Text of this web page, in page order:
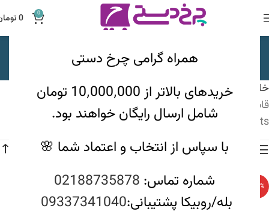
همراه گرامی چرخ دستی
خریدهای بالاتر از 10٬000٬000 تومان
شامل ارسال رایگان خواهند بود.
با سپاس از انتخاب و اعتماد شما 🌸
شماره تماس: 02188735878
بله/روبیکا پشتیبانی:09337341040
0
0
قابلمه کلاسیک خطی
خانه ظروف پخت و پز دایکست قابلمه دایکست
قابلمه کلاسیک خطی
Showing all 6 results
مشاهده فیلترها
-12%
-20%